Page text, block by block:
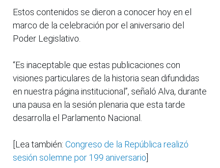
Estos contenidos se dieron a conocer hoy en el
marco de la celebración por el aniversario del
Poder Legislativo.
“Es inaceptable que estas publicaciones con
visiones particulares de la historia sean difundidas
en nuestra página institucional”, señaló Alva, durante
una pausa en la sesión plenaria que esta tarde
desarrolla el Parlamento Nacional.
[Lea también: Congreso de la República realizó
sesión solemne por 199 aniversario